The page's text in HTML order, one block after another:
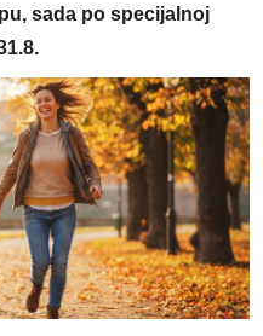
sada po specijalnoj